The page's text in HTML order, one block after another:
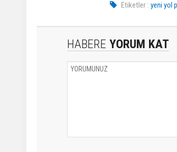
Etiketler : yeni yol
HABERE YORUM KAT